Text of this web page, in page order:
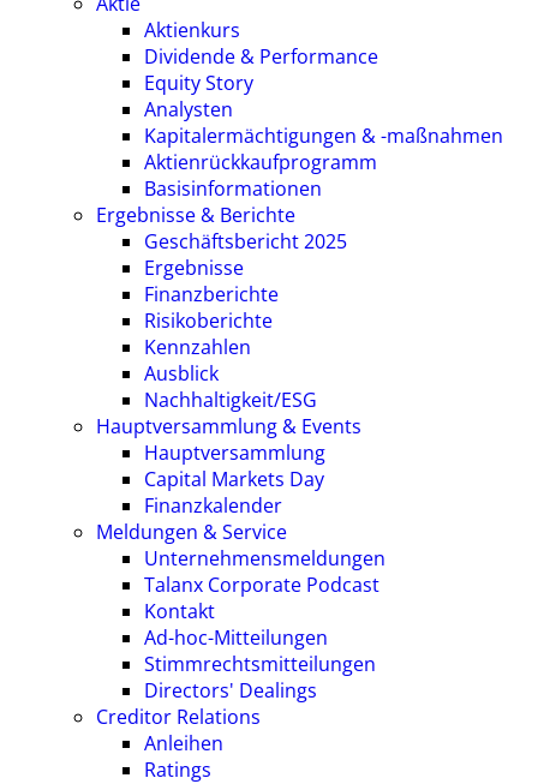
Aktienkurs
Dividende & Performance
Equity Story
Analysten
Kapitalermächtigungen & -maßnahmen
Aktienrückkaufprogramm
Basisinformationen
Ergebnisse & Berichte
Geschäftsbericht 2025
Ergebnisse
Finanzberichte
Risikoberichte
Kennzahlen
Ausblick
Nachhaltigkeit/ESG
Hauptversammlung & Events
Hauptversammlung
Capital Markets Day
Finanzkalender
Meldungen & Service
Unternehmensmeldungen
Talanx Corporate Podcast
Kontakt
Ad-hoc-Mitteilungen
Stimmrechtsmitteilungen
Directors' Dealings
Creditor Relations
Anleihen
Ratings